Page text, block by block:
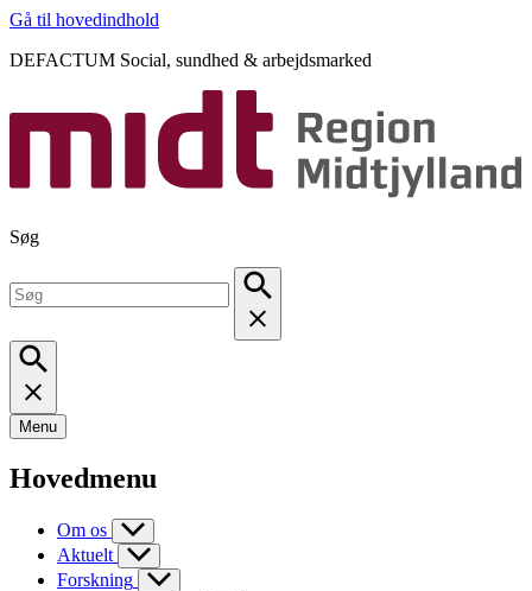
Gå til hovedindhold
DEFACTUM Social, sundhed & arbejdsmarked
Søg
Menu
Hovedmenu
Om os
Aktuelt
Forskning